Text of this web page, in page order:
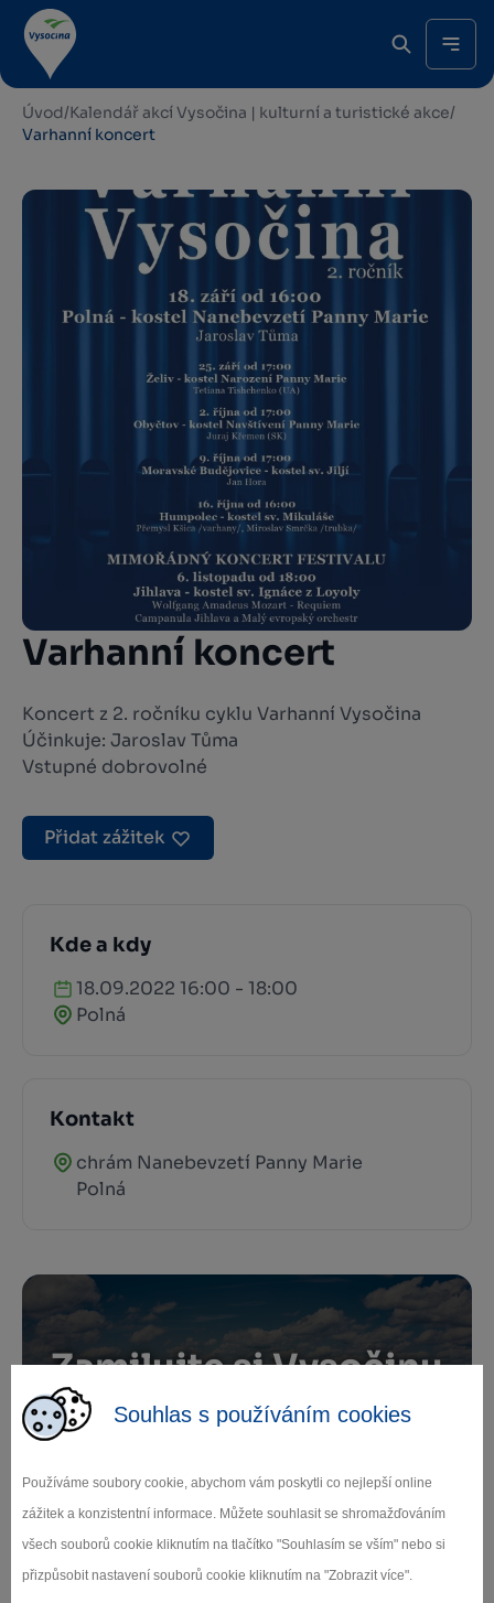
Souhlas s používáním cookies
Používáme soubory cookie, abychom vám poskytli co nejlepší online
zážitek a konzistentní informace. Můžete souhlasit se shromažďováním
všech souborů cookie kliknutím na tlačítko "Souhlasím se vším" nebo si
přizpůsobit nastavení souborů cookie kliknutím na "Zobrazit více".
Úvod/Kalendář akcí Vysočina | kulturní a turistické akce/
Varhanní koncert
Varhanní koncert
Koncert z 2. ročníku cyklu Varhanní Vysočina
Účinkuje: Jaroslav Tůma
Vstupné dobrovolné
Přidat zážitek
Kde a kdy
18.09.2022 16:00 - 18:00
Polná
Kontakt
chrám Nanebevzetí Panny Marie
Polná
Zamilujte si Vysočinu
Přihlaste se k odběru našeho newsletteru
Záleží nám na ochraně osobních údajů.